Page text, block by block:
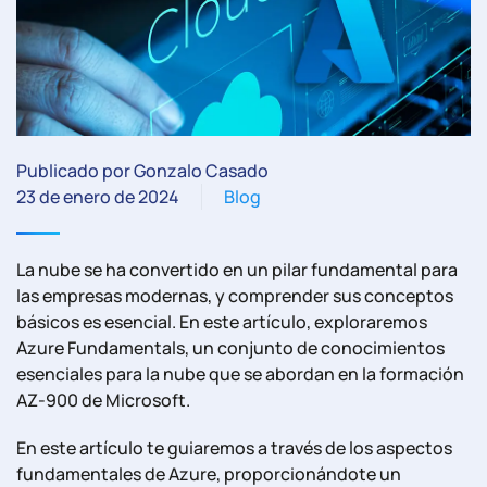
Publicado por Gonzalo Casado
23 de enero de 2024
Blog
La nube se ha convertido en un pilar fundamental para
las empresas modernas, y comprender sus conceptos
básicos es esencial. En este artículo, exploraremos
Azure Fundamentals, un conjunto de conocimientos
esenciales para la nube que se abordan en la formación
AZ-900 de Microsoft.
En este artículo te guiaremos a través de los aspectos
fundamentales de Azure, proporcionándote un